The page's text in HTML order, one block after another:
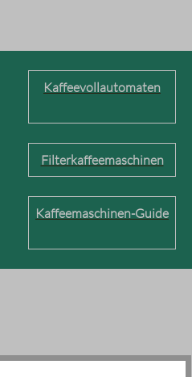
Kaffeevollautomaten
Filterkaffeemaschinen
Kaffeemaschinen-Guide